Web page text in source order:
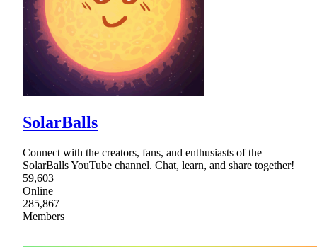
SolarBalls
Connect with the creators, fans, and enthusiasts of the
SolarBalls YouTube channel. Chat, learn, and share together!
59,603
Online
285,867
Members